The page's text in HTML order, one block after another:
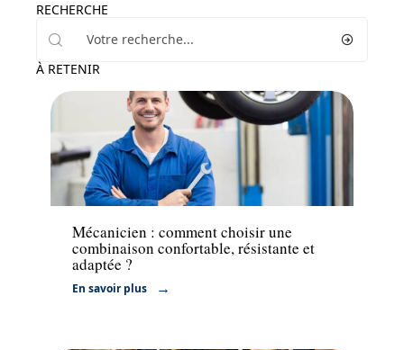
RECHERCHE
À RETENIR
Actu
Mécanicien : comment choisir une
combinaison confortable, résistante et
adaptée ?
En savoir plus